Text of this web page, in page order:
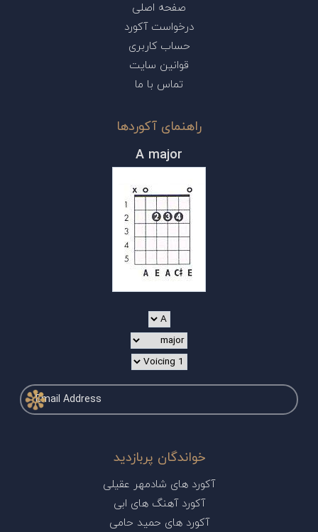
صفحه اصلی
درخواست آکورد
حساب کاربری
قوانین سایت
تماس با ما
راهنمای آکوردها
A major
خواندگان پربازدید
آکورد های شادمهر عقیلی
آکورد آهنگ های ابی
آکورد های حمید حامی